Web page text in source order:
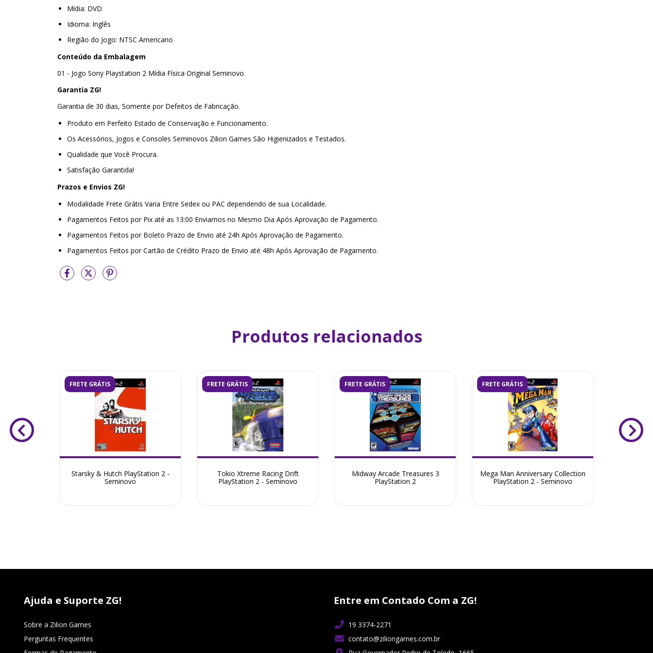
Mídia: DVD
Idioma: Inglês
Região do Jogo: NTSC Americano
Conteúdo da Embalagem
01 - Jogo Sony Playstation 2 Mídia Física Original Seminovo.
Garantia ZG!
Garantia de 30 dias, Somente por Defeitos de Fabricação.
Produto em Perfeito Estado de Conservação e Funcionamento.
Os Acessórios, Jogos e Consoles Seminovos Zilion Games São Higienizados e Testados.
Qualidade que Você Procura.
Satisfação Garantida!
Prazos e Envios ZG!
Modalidade Frete Grátis Varia Entre Sedex ou PAC dependendo de sua Localidade.
Pagamentos Feitos por Pix até as 13:00 Enviamos no Mesmo Dia Após Aprovação de Pagamento.
Pagamentos Feitos por Boleto Prazo de Envio até 24h Após Aprovação de Pagamento.
Pagamentos Feitos por Cartão de Crédito Prazo de Envio até 48h Após Aprovação de Pagamento.
Produtos relacionados
FRETE GRÁTIS
Starsky & Hutch PlayStation 2 -
Seminovo
FRETE GRÁTIS
Tokio Xtreme Racing Drift
PlayStation 2 - Seminovo
FRETE GRÁTIS
Midway Arcade Treasures 3
PlayStation 2
FRETE GRÁTIS
Mega Man Anniversary Collection
PlayStation 2 - Seminovo
Ajuda e Suporte ZG!
Sobre a Zilion Games
Perguntas Frequentes
Entre em Contado Com a ZG!
19 3374-2271
contato@ziliongames.com.br